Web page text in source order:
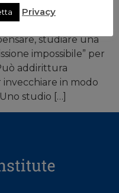
imparare le lingue,
anche a tarda età. A
studiare una
impossibile” per
addirittura
in modo
studio […]
Privacy